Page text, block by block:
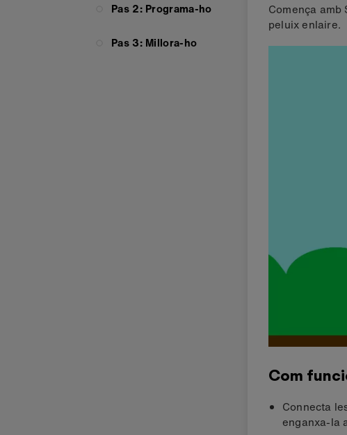
Pas 2: Programa-ho
Pas 3: Millora-ho
Comença
peluix enlaire.
Com
Connecta
enganxa-la